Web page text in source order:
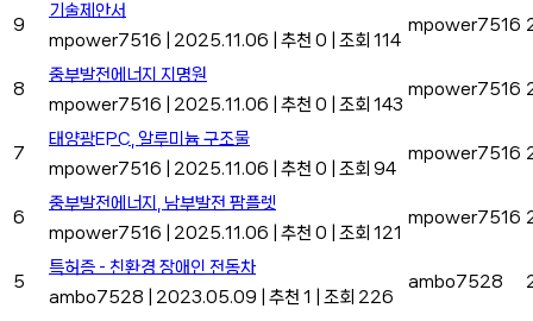
9
기술제안서
mpower7516
2025.11.06 추천 0 조회 114
mpower7516
8
중부발전에너지 지명원
mpower7516
2025.11.06 추천 0 조회 143
mpower7516
7
태양광EPC, 알루미늄 구조물
mpower7516
2025.11.06 추천 0 조회 94
mpower7516
6
중부발전에너지, 남부발전 팜플렛
mpower7516
2025.11.06 추천 0 조회 121
mpower7516
5
특허증 - 친환경 장애인 전동차
ambo7528
2023.05.09 추천 1 조회 226
ambo7528